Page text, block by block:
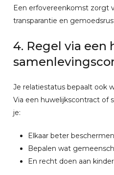
Een erfovereenkomst zorgt
transparantie en
4. Regel via een
Je relatiestatus bepaalt ook
Via een huwelijkscontract of
je:
Elkaar beter
Bepalen wat
En recht doen aan